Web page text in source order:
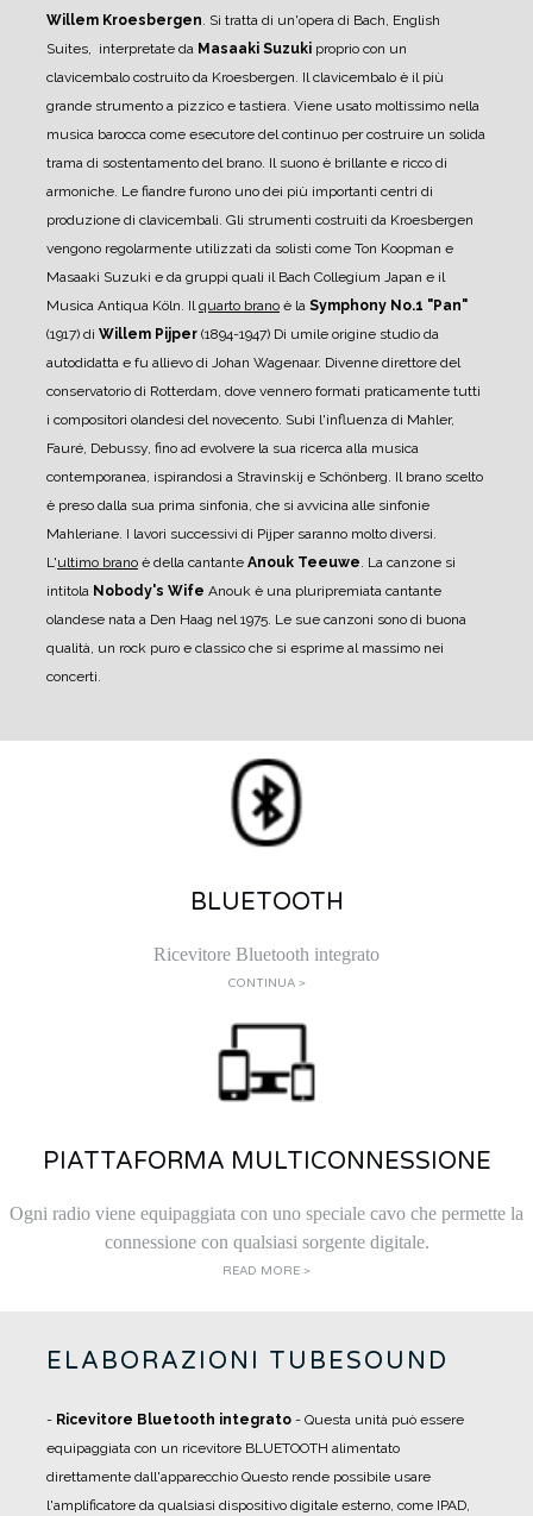
Willem Kroesbergen. Si tratta di un'opera di Bach, English
Suites, interpretate da Masaaki Suzuki proprio con un
clavicembalo costruito da Kroesbergen. Il clavicembalo è il più
grande strumento a pizzico e tastiera. Viene usato moltissimo nella
musica barocca come esecutore del continuo per costruire un solida
trama di sostentamento del brano. Il suono è brillante e ricco di
armoniche. Le fiandre furono uno dei più importanti centri di
produzione di clavicembali. Gli strumenti costruiti da Kroesbergen
vengono regolarmente utilizzati da solisti come Ton Koopman e
Masaaki Suzuki e da gruppi quali il Bach Collegium Japan e il
Musica Antiqua Köln. Ilquarto brano è la Symphony No.1 "Pan"
(1917) di Willem Pijper (1894-1947) Di umile origine studio da
autodidatta e fu allievo di Johan Wagenaar. Divenne direttore del
conservatorio di Rotterdam, dove vennero formati praticamente tutti
i compositori olandesi del novecento. Subì l'influenza di Mahler,
Fauré, Debussy, fino ad evolvere la sua ricerca alla musica
contemporanea, ispirandosi a Stravinskij e Schönberg. Il brano scelto
è preso dalla sua prima sinfonia, che si avvicina alle sinfonie
Mahleriane. I lavori successivi di Pijper saranno molto diversi.
L'ultimo brano è della cantante Anouk Teeuwe. La canzone si
intitola Nobody's Wife Anouk è una pluripremiata cantante
olandese nata a Den Haag nel 1975. Le sue canzoni sono di buona
qualità, un rock puro e classico che si esprime al massimo nei
concerti.
BLUETOOTH
Ricevitore Bluetooth integrato
CONTINUA >
PIATTAFORMA MULTICONNESSIONE
Ogni radio viene equipaggiata con uno speciale cavo che permette la
connessione con qualsiasi sorgente digitale.
READ MORE >
ELABORAZIONI TUBESOUND
- Ricevitore Bluetooth integrato - Questa unità può essere
equipaggiata con un ricevitore BLUETOOTH alimentato
direttamente dall'apparecchio Questo rende possibile usare
l'amplificatore da qualsiasi dispositivo digitale esterno, come IPAD,